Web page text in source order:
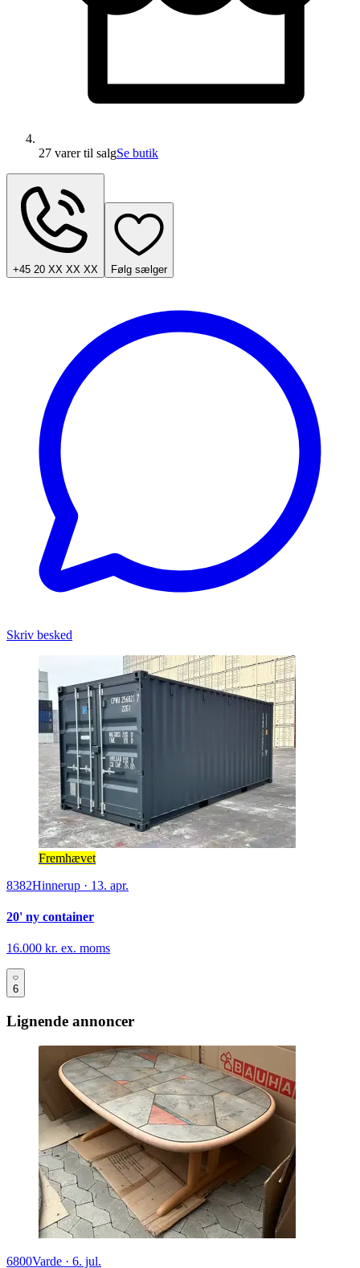
27 varertil salgSe butik
+45 20 XX XX XX Følg sælger
Skriv besked
Fremhævet
8382Hinnerup · 13. apr.
20' ny container
16.000 kr. ex. moms
6
Lignende annoncer
6800Varde · 6. jul.